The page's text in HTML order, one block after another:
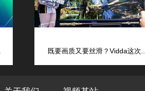
既要画质又要丝滑？Vidda这次...